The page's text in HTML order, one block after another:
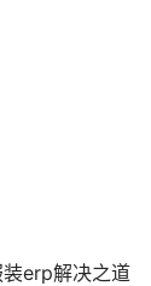
erp解决之道